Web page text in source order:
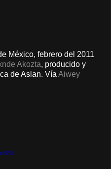
México, febrero del 2011
Akozta, producido y
de Aslan. Vía Aiwey